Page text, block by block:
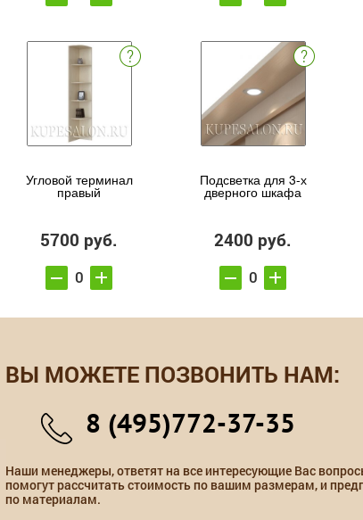
Угловой терминал
правый
5700 руб.
Подсветка для 3-х
дверного шкафа
2400 руб.
ВЫ МОЖЕТЕ ПОЗВОНИТЬ НАМ:
8 (495)772-37-35
Наши менеджеры, ответят на все интересующие Вас
помогут рассчитать стоимость по вашим размерам, и
по материалам.